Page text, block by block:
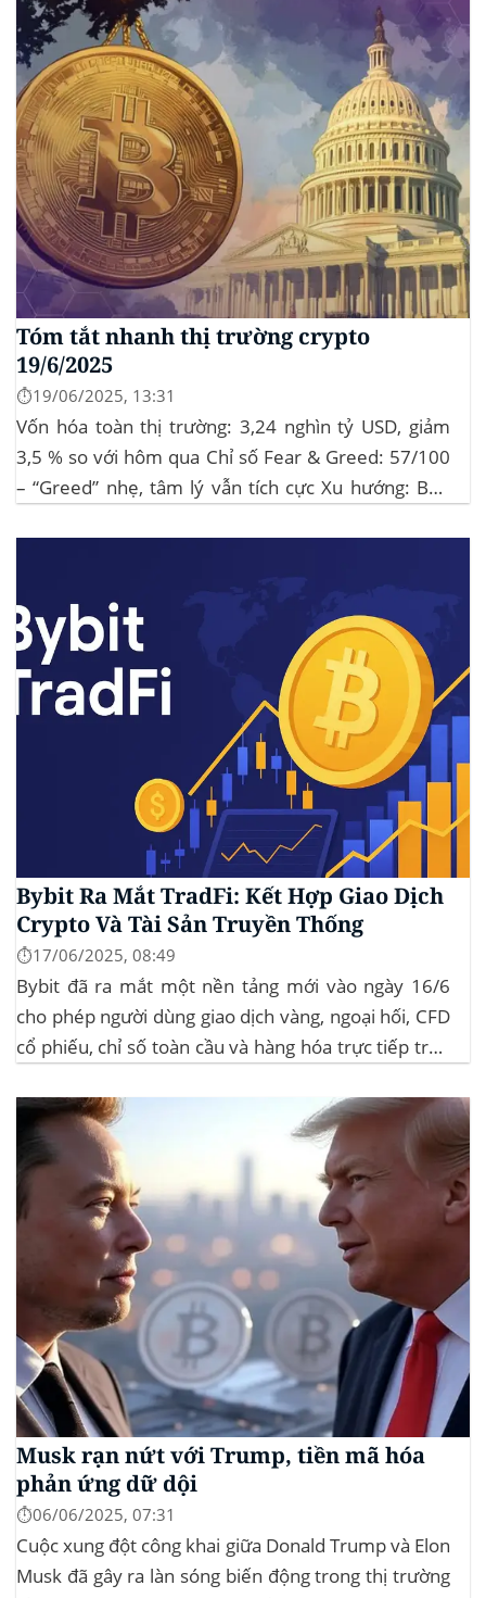
Tóm tắt nhanh thị trường crypto
19/6/2025
⏱️19/06/2025, 13:31
Vốn hóa toàn thị trường: 3,24 nghìn tỷ USD, giảm
3,5 % so với hôm qua Chỉ số Fear & Greed: 57/100
– “Greed” nhẹ, tâm lý vẫn tích cực Xu hướng: BTC
Bybit Ra Mắt TradFi: Kết Hợp Giao Dịch
Crypto Và Tài Sản Truyền Thống
⏱️17/06/2025, 08:49
Bybit đã ra mắt một nền tảng mới vào ngày 16/6
cho phép người dùng giao dịch vàng, ngoại hối, CFD
cổ phiếu, chỉ số toàn cầu và hàng hóa trực tiếp trên
giao dịch tiền mã hóa...
Musk rạn nứt với Trump, tiền mã hóa
phản ứng dữ dội
⏱️06/06/2025, 07:31
Cuộc xung đột công khai giữa Donald Trump và Elon
Musk đã gây ra làn sóng biến động trong thị trường